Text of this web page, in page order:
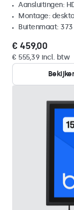
Aansluitingen:
Montage:
Buitenmaat:
€ 459,00
€ 555,39 incl. btw